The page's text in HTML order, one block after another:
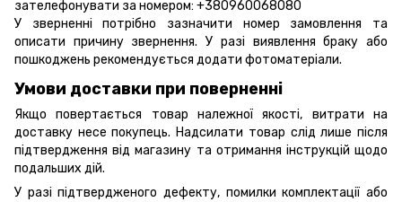
зателефонувати за номером: +380960068080
У зверненні потрібно зазначити номер замовлення та
описати причину звернення. У разі виявлення браку або
пошкоджень рекомендується додати фотоматеріали.
Умови доставки при поверненні
Якщо повертається товар належної якості, витрати на
доставку несе покупець. Надсилати товар слід лише після
підтвердження від магазину та отримання інструкцій щодо
подальших дій.
У разі підтвердженого дефекту, помилки комплектації або